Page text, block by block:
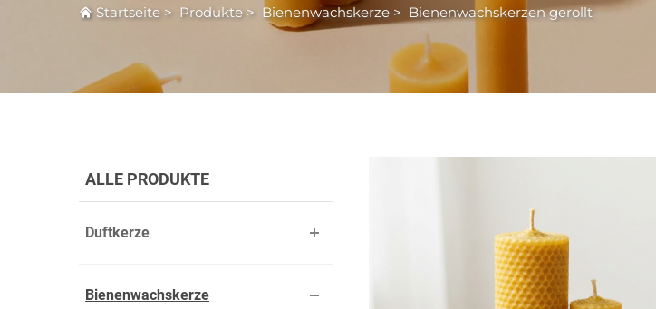
Startseite > Produkte > Bienenwachskerze > Bienenwachskerzen gerollt
ALLE PRODUKTE
Duftkerze
Bienenwachskerze